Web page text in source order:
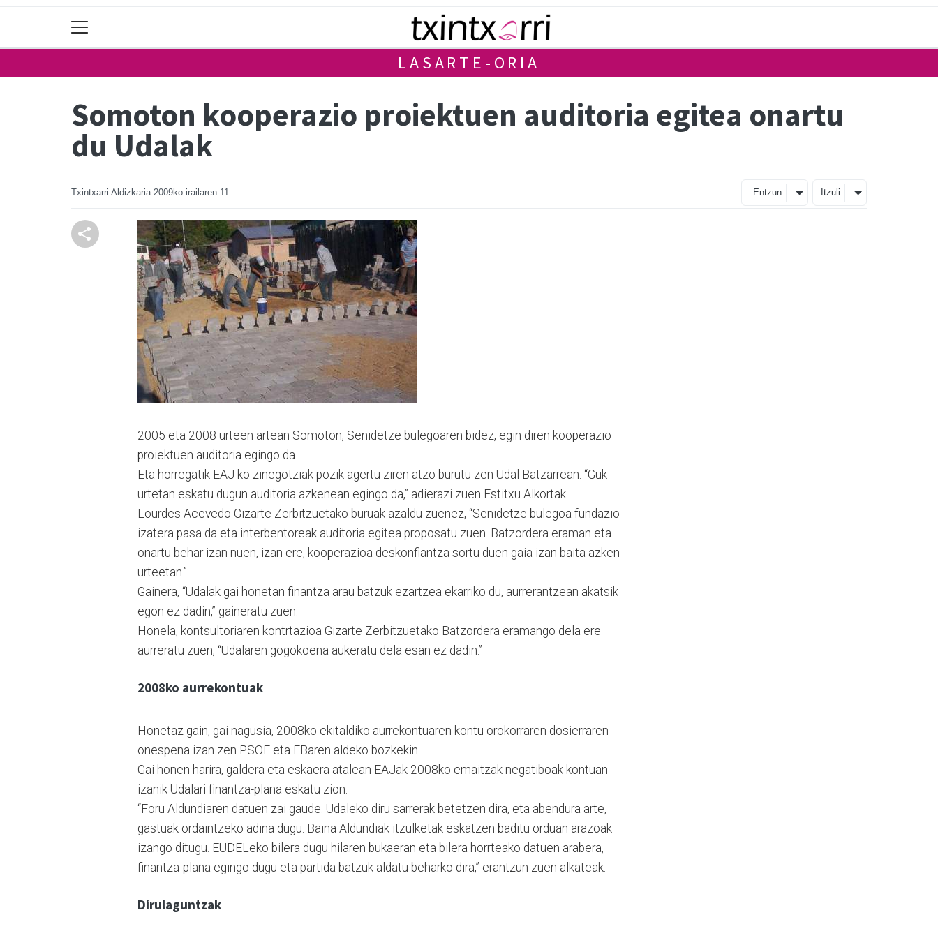
LASARTE-ORIA
Somoton kooperazio proiektuen auditoria egitea onartu
du Udalak
Txintxarri Aldizkaria 2009ko irailaren 11 Entzun Itzuli
2005 eta 2008 urteen artean Somoton, Senidetze bulegoaren bidez, egin diren kooperazio
proiektuen auditoria egingo da.
Eta horregatik EAJ ko zinegotziak pozik agertu ziren atzo burutu zen Udal Batzarrean. “Guk
urtetan eskatu dugun auditoria azkenean egingo da,” adierazi zuen Estitxu Alkortak.
Lourdes Acevedo Gizarte Zerbitzuetako buruak azaldu zuenez, “Senidetze bulegoa fundazio
izatera pasa da eta interbentoreak auditoria egitea proposatu zuen. Batzordera eraman eta
onartu behar izan nuen, izan ere, kooperazioa deskonfiantza sortu duen gaia izan baita azken
urteetan.”
Gainera, “Udalak gai honetan finantza arau batzuk ezartzea ekarriko du, aurrerantzean akatsik
egon ez dadin,” gaineratu zuen.
Honela, kontsultoriaren kontrtazioa Gizarte Zerbitzuetako Batzordera eramango dela ere
aurreratu zuen, “Udalaren gogokoena aukeratu dela esan ez dadin.”
2008ko aurrekontuak
Honetaz gain, gai nagusia, 2008ko ekitaldiko aurrekontuaren kontu orokorraren dosierraren
onespena izan zen PSOE eta EBaren aldeko bozkekin.
Gai honen harira, galdera eta eskaera atalean EAJak 2008ko emaitzak negatiboak kontuan
izanik Udalari finantza-plana eskatu zion.
“Foru Aldundiaren datuen zai gaude. Udaleko diru sarrerak betetzen dira, eta abendura arte,
gastuak ordaintzeko adina dugu. Baina Aldundiak itzulketak eskatzen baditu orduan arazoak
izango ditugu. EUDELeko bilera dugu hilaren bukaeran eta bilera horrteako datuen arabera,
finantza-plana egingo dugu eta partida batzuk aldatu beharko dira,” erantzun zuen alkateak.
Dirulaguntzak